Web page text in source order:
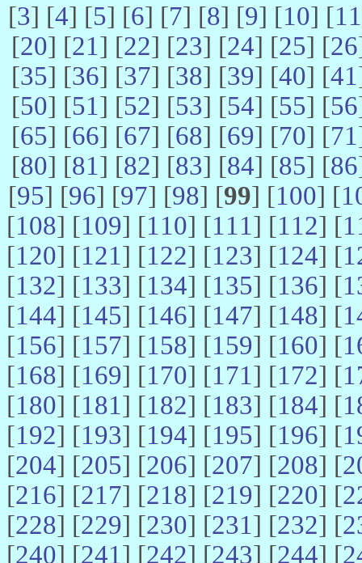
[3] [4] [5] [6] [7] [8] [9] [10] [11
[20] [21] [22] [23] [24] [25] [26
[35] [36] [37] [38] [39] [40] [41
[50] [51] [52] [53] [54] [55] [56
[65] [66] [67] [68] [69] [70] [71
[80] [81] [82] [83] [84] [85] [86
[95] [96] [97] [98] [99] [100] [
[108] [109] [110] [111] [112] [
[120] [121] [122] [123] [124] [
[132] [133] [134] [135] [136] [
[144] [145] [146] [147] [148] [
[156] [157] [158] [159] [160] [
[168] [169] [170] [171] [172] [
[180] [181] [182] [183] [184] [
[192] [193] [194] [195] [196] [
[204] [205] [206] [207] [208] [
[216] [217] [218] [219] [220] [
[228] [229] [230] [231] [232] [
[240] [241] [242] [243] [244] [